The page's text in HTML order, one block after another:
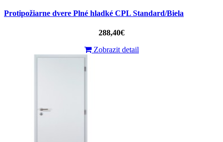
Protipožiarne dvere Plné hladké CPL Standard/Biela
288,40€
Zobrazit detail